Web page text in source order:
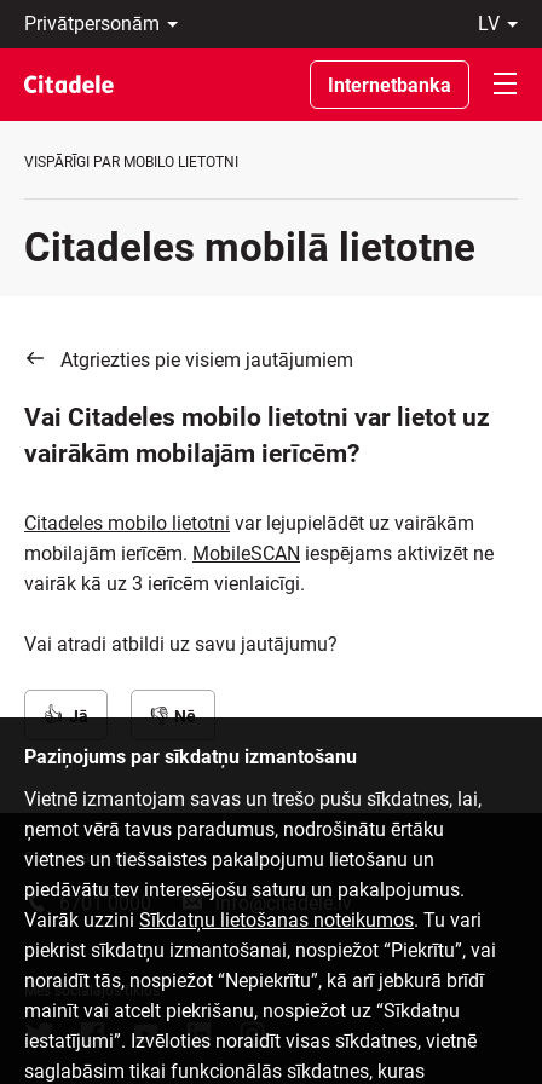
Privātpersonām
Uzņēmumiem
Private
Banking
Par
C
lv
Latviski
По-
русски
In
Internetbanka
VISPĀRĪGI PAR MOBILO LIETOTNI
Citadeles mobilā lietotne
Atgriezties pie visiem jautājumiem
Vai Citadeles mobilo lietotni var lietot uz
vairākām mobilajām ierīcēm?
Citadeles mobilo lietotni var lejupielādēt uz vairākām
mobilajām ierīcēm. MobileSCAN iespējams aktivizēt ne
vairāk kā uz 3 ierīcēm vienlaicīgi.
Vai atradi atbildi uz savu jautājumu?
Jā Nē
Paziņojums par sīkdatņu izmantošanu
Vietnē izmantojam savas un trešo pušu sīkdatnes, lai,
ņemot vērā tavus paradumus, nodrošinātu ērtāku
vietnes un tiešsaistes pakalpojumu lietošanu un
piedāvātu tev interesējošu saturu un pakalpojumus.
Vairāk uzzini Sīkdatņu lietošanas noteikumos. Tu vari
piekrist sīkdatņu izmantošanai, nospiežot “Piekrītu”, vai
noraidīt tās, nospiežot “Nepiekrītu”, kā arī jebkurā brīdī
mainīt vai atcelt piekrišanu, nospiežot uz “Sīkdatņu
iestatījumi”. Izvēloties noraidīt visas sīkdatnes, vietnē
saglabāsim tikai funkcionālās sīkdatnes, kuras
Sazinies ar mums
6701 0000 info@citadele.lv
Mēs sociālajos tīklos